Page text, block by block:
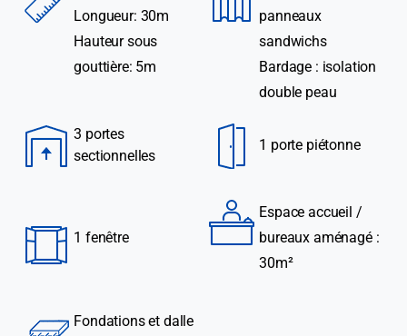
Longueur: 30m
Hauteur sous
gouttière: 5m
panneaux
sandwichs
Bardage : isolation
double peau
3 portes
sectionnelles
1 porte piétonne
1 fenêtre
Espace accueil /
bureaux aménagé :
30m²
Fondations et dalle